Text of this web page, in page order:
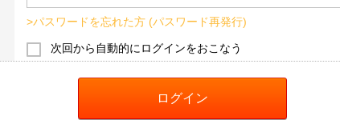
>パスワードを忘れた方 (パスワード再発行)
次回から自動的にログインをおこなう